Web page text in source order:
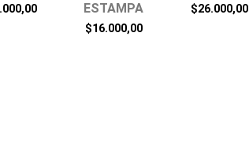
ESTAMPA
$16.000,00
$26.000,00